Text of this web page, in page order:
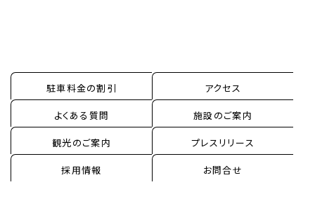
駐車料金の割引 アクセス
よくある質問 施設のご案内
観光のご案内 プレスリリース
採用情報 お問合せ